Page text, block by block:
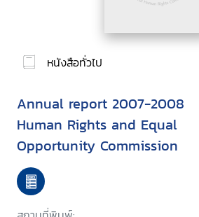
หนังสือทั่วไป
Annual report 2007-2008
Human Rights and Equal
Opportunity Commission